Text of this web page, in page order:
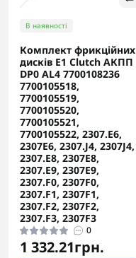
В наявності
Комплект фрикційних
дисків E1 Clutch АКПП
DP0 AL4 7700108236
7700105518,
7700105519,
7700105520,
7700105521,
7700105522, 2307.E6,
2307E6, 2307.J4, 2307J4,
2307.E8, 2307E8,
2307.E9, 2307E9,
2307.F0, 2307F0,
2307.F1, 2307F1,
2307.F2, 2307F2,
2307.F3, 2307F3
0
1 332.21грн.